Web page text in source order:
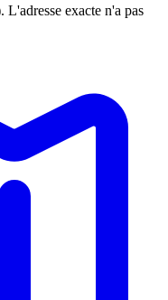
exacte n'a pas